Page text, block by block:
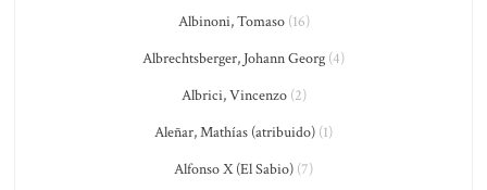
Albinoni, Tomaso(16)
Albrechtsberger, Johann Georg (4)
Albrici, Vincenzo(2)
Aleñar, Mathías (atribuido) (1)
Alfonso X (El Sabio) (7)